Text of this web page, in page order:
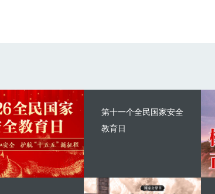
第十一个全民国家安全
教育日